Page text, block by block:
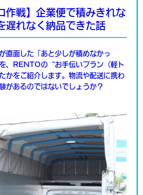
作戦】企業便で積みきれな
遅れなく納品できた話
直面した「あと少しが積めなかっ
、RENTOの“お手伝いプラン（軽ト
かをご紹介します。物流や配送に携わ
があるのではないでしょうか？